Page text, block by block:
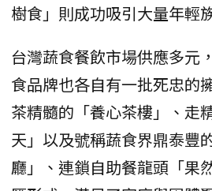
樹食」則成功吸引大量年輕
台灣蔬食餐飲市場供應多元
食品牌也各自有一批死忠的
茶精髓的「養心茶樓」、走
天」以及號稱蔬食界鼎泰豐
廳」、連鎖自助餐龍頭「果